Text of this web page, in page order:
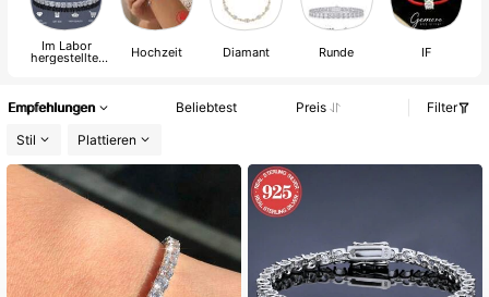
Im Labor
hergestellter Hochzeit Diamant Runde IF
Empfehlungen Beliebtest Preis
Filter
Stil
Plattieren